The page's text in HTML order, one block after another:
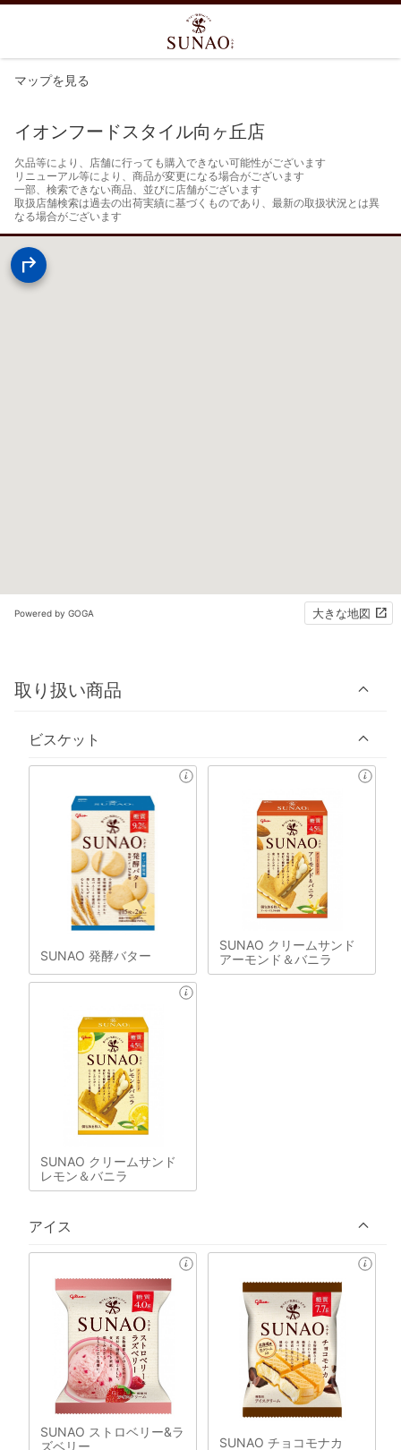
マップを見る
イオンフードスタイル向ヶ丘店
欠品等により、店舗に行っても購入できない可能性がございます
リニューアル等により、商品が変更になる場合がございます
一部、検索できない商品、並びに店舗がございます
取扱店舗検索は過去の出荷実績に基づくものであり、最新の取扱状況とは異
なる場合がございます
Powered by GOGA 大きな地図
取り扱い商品
ビスケット
SUNAO 発酵バター
SUNAO クリームサンド
アーモンド＆バニラ
SUNAO クリームサンド
レモン＆バニラ
アイス
SUNAO ストロベリー&ラ
ズベリー
SUNAO チョコモナカ